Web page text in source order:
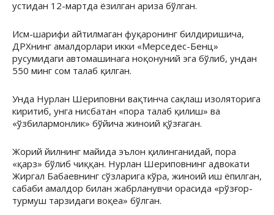
устидан 12-мартда ёзилган ариза бўлган.
Исм-шарифи айтилмаган фуқаронинг билдиришича,
ДРХнинг амалдорлари икки «Мерседес-Бенц»
русумидаги автомашинага ноқонуний эга бўлиб, ундан
550 минг сом талаб қилган.
Унда Нурлан Шериповни вақтинча сақлаш изоляторига
киритиб, унга нисбатан «пора талаб қилиш» ва
«ўзбилармонлик» бўйича жиноий қўзғаган.
Жорий йилнинг майида эълон қилинганидай, пора
«қарз» бўлиб чиққан. Нурлан Шериповнинг адвокати
Жиргал Бабаевнинг сўзларига кўра, жиноий иш ёпилган,
сабаби амалдор билан жабрланувчи орасида «рўзғор-
турмуш тарзидаги воқеа» бўлган.